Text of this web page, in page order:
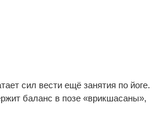
сил вести ещё занятия по йоге.
баланс в позе «врикшасаны»,